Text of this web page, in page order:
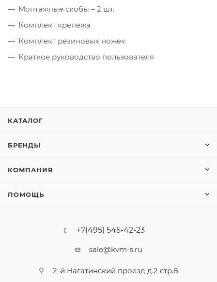
Монтажные скобы – 2 шт.
Комплект крепежа
Комплект резиновых ножек
Краткое руководство пользователя
КАТАЛОГ
БРЕНДЫ
КОМПАНИЯ
ПОМОЩЬ
+7(495) 545-42-23
sale@kvm-s.ru
2-й Нагатинский проезд д.2 стр.8